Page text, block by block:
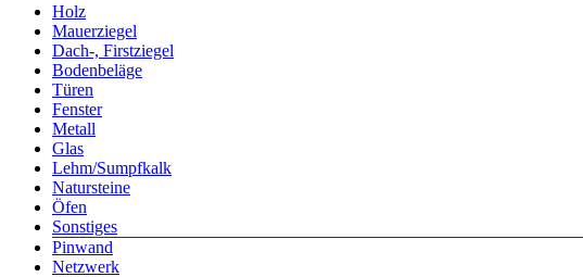
Holz
Mauerziegel
Dach-, Firstziegel
Bodenbeläge
Türen
Fenster
Metall
Glas
Lehm/Sumpfkalk
Natursteine
Öfen
Sonstiges
Pinwand
Netzwerk